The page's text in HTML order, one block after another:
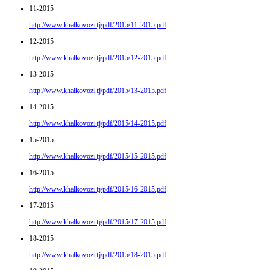
11-2015
http://www.khalkovozi.tj/pdf/2015/11-2015.pdf
12-2015
http://www.khalkovozi.tj/pdf/2015/12-2015.pdf
13-2015
http://www.khalkovozi.tj/pdf/2015/13-2015.pdf
14-2015
http://www.khalkovozi.tj/pdf/2015/14-2015.pdf
15-2015
http://www.khalkovozi.tj/pdf/2015/15-2015.pdf
16-2015
http://www.khalkovozi.tj/pdf/2015/16-2015.pdf
17-2015
http://www.khalkovozi.tj/pdf/2015/17-2015.pdf
18-2015
http://www.khalkovozi.tj/pdf/2015/18-2015.pdf